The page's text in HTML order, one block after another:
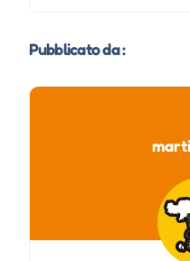
Pubblicato da :